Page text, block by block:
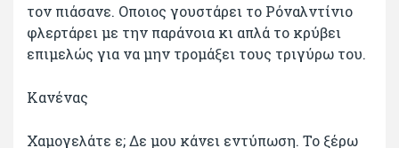
τον πιάσανε. Οποιος γουστάρει το Ρόναλντίνιο
φλερτάρει με την παράνοια κι απλά το κρύβει
επιμελώς για να μην τρομάξει τους τριγύρω του.
Κανένας
Χαμογελάτε ε; Δε μου κάνει εντύπωση. Το ξέρω